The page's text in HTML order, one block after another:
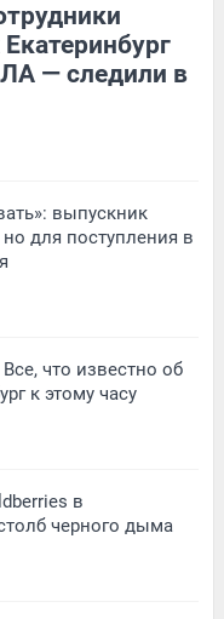
— следили в
выпускник
для поступления в
что известно об
к этому часу
в
черного дыма